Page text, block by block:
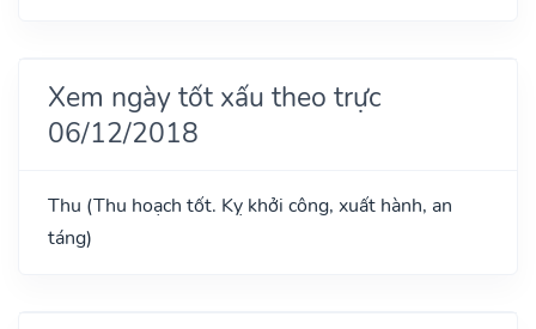
Xem ngày tốt xấu theo trực
06/12/2018
Thu (Thu hoạch tốt. Kỵ khởi công, xuất hành, an
táng)